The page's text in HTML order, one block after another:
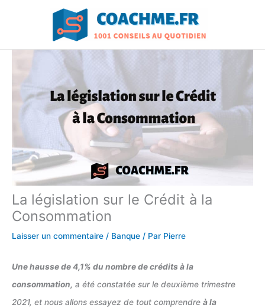
La législation sur le Crédit à la
Consommation
Laisser un commentaire / Banque / Par Pierre
Une hausse de 4,1% du nombre de crédits à la
consommation, a été constatée sur le deuxième trimestre
2021, et nous allons essayez de tout comprendre à la